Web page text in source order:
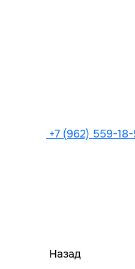
+7 (962) 559-
Назад